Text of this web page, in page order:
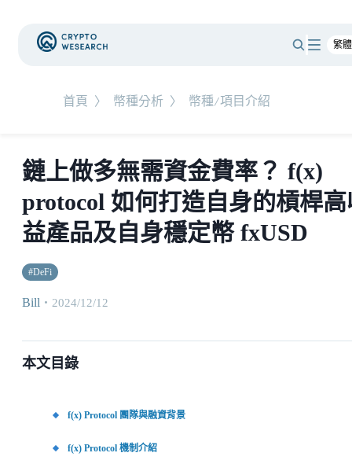
首頁 〉 幣種分析 〉 幣種/項目介紹
鏈上做多無需資金費率？ f(x)
protocol 如何打造自身的槓桿高
益產品及自身穩定幣 fxUSD
#DeFi
Bill ・ 2024/12/12
本文目錄
f(x) Protocol 團隊與融資背景
f(x) Protocol 機制介紹